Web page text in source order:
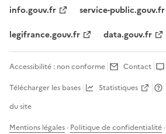
info.gouv.fr
service-public.gouv.fr
legifrance.gouv.fr
data.gouv.fr
Accessibilité : non conforme Contact
Télécharger les bases
Statistiques
du site
Mentions légales · Politique de confidentialité ·